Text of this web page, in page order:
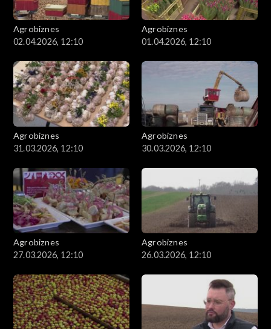
Agrobiznes
02.04.2026, 12:10
Agrobiznes
01.04.2026, 12:10
Agrobiznes
31.03.2026, 12:10
Agrobiznes
30.03.2026, 12:10
Agrobiznes
27.03.2026, 12:10
Agrobiznes
26.03.2026, 12:10